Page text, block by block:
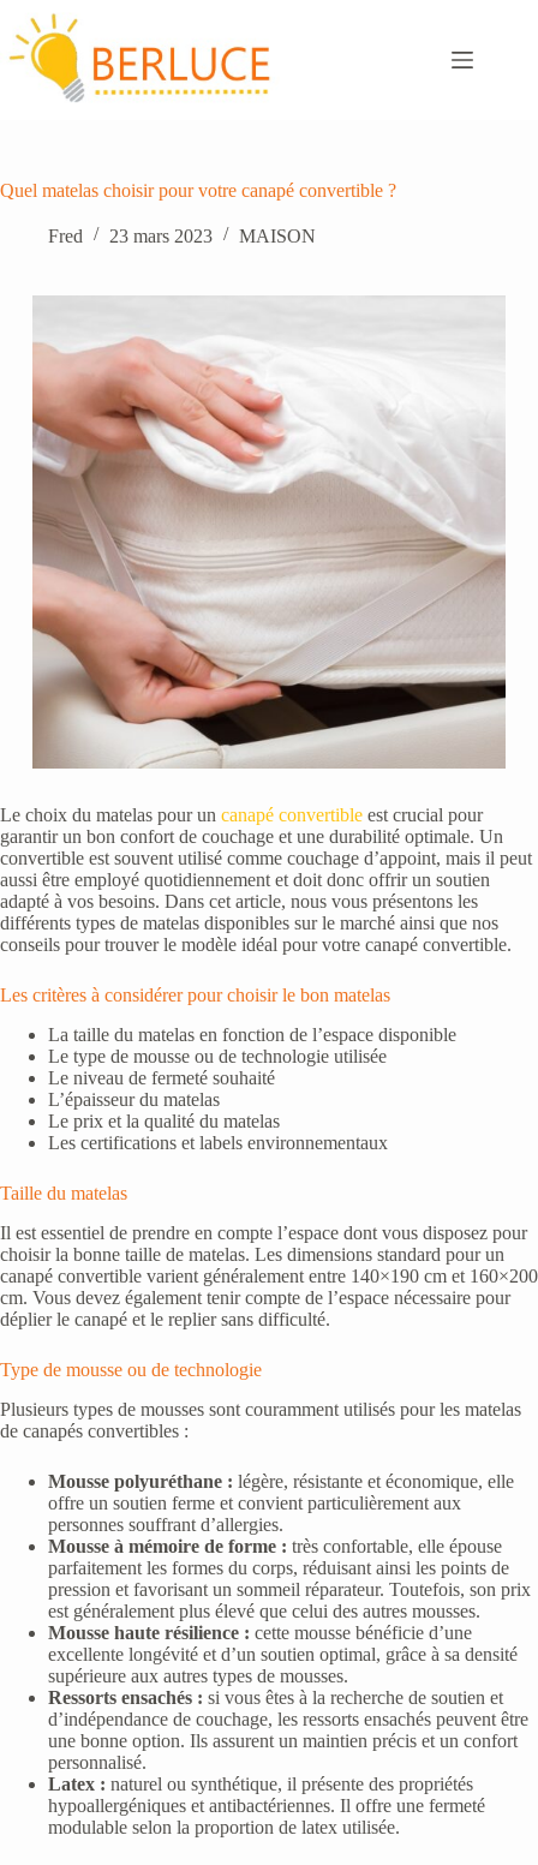
au
contenu
Quel matelas choisir pour votre canapé convertible ?
Fred 23 mars 2023 MAISON
Le choix du matelas pour un canapé convertible est crucial pour
garantir un bon confort de couchage et une durabilité optimale. Un
convertible est souvent utilisé comme couchage d’appoint, mais il peut
aussi être employé quotidiennement et doit donc offrir un soutien
adapté à vos besoins. Dans cet article, nous vous présentons les
différents types de matelas disponibles sur le marché ainsi que nos
conseils pour trouver le modèle idéal pour votre canapé convertible.
Les critères à considérer pour choisir le bon matelas
La taille du matelas en fonction de l’espace disponible
Le type de mousse ou de technologie utilisée
Le niveau de fermeté souhaité
L’épaisseur du matelas
Le prix et la qualité du matelas
Les certifications et labels environnementaux
Taille du matelas
Il est essentiel de prendre en compte l’espace dont vous disposez pour
choisir la bonne taille de matelas. Les dimensions standard pour un
canapé convertible varient généralement entre 140×190 cm et 160×200
cm. Vous devez également tenir compte de l’espace nécessaire pour
déplier le canapé et le replier sans difficulté.
Type de mousse ou de technologie
Plusieurs types de mousses sont couramment utilisés pour les matelas
de canapés convertibles :
Mousse polyuréthane : légère, résistante et économique, elle
offre un soutien ferme et convient particulièrement aux
personnes souffrant d’allergies.
Mousse à mémoire de forme : très confortable, elle épouse
parfaitement les formes du corps, réduisant ainsi les points de
pression et favorisant un sommeil réparateur. Toutefois, son prix
est généralement plus élevé que celui des autres mousses.
Mousse haute résilience : cette mousse bénéficie d’une
excellente longévité et d’un soutien optimal, grâce à sa densité
supérieure aux autres types de mousses.
Ressorts ensachés : si vous êtes à la recherche de soutien et
d’indépendance de couchage, les ressorts ensachés peuvent être
une bonne option. Ils assurent un maintien précis et un confort
personnalisé.
Latex : naturel ou synthétique, il présente des propriétés
hypoallergéniques et antibactériennes. Il offre une fermeté
modulable selon la proportion de latex utilisée.